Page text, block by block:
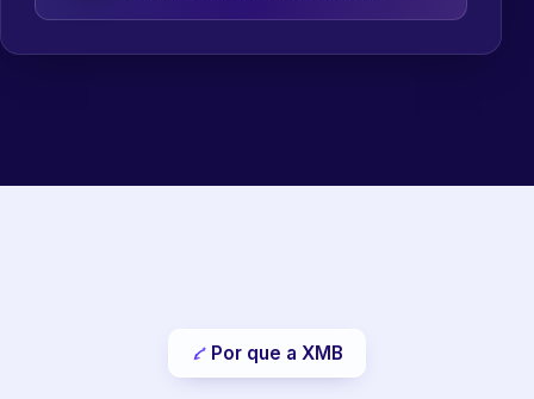
Por que a XMB